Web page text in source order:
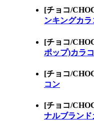
[チョコ/
ンキングカラ
[チョコ/
ポップ)カラ
[チョコ/
コン
[チョコ/
ナルブランド